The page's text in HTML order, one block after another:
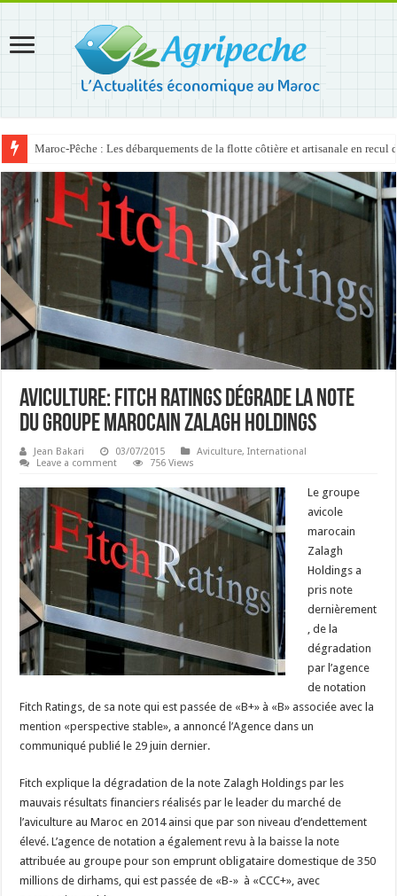
Maroc-Pêche : Les débarquements de la flotte côtière et artisanale en recul
Aviculture: Fitch Ratings dégrade la note
du groupe marocain Zalagh Holdings
Jean Bakari 03/07/2015 Aviculture,International
Leave a comment
756 Views
Le groupe
avicole
marocain
Zalagh
Holdings a
pris note
dernièrement
, de la
dégradation
par l’agence
de notation
Fitch Ratings, de sa note qui est passée de «B+» à «B» associée avec la
mention «perspective stable», a annoncé l’Agence dans un
communiqué publié le 29 juin dernier.
Fitch explique la dégradation de la note Zalagh Holdings par les
mauvais résultats financiers réalisés par le leader du marché de
l’aviculture au Maroc en 2014 ainsi que par son niveau d’endettement
élevé. L’agence de notation a également revu à la baisse la note
attribuée au groupe pour son emprunt obligataire domestique de 350
millions de dirhams, qui est passée de «B-» à «CCC+», avec